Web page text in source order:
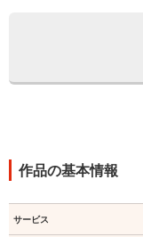
作品の基本情報
サービス